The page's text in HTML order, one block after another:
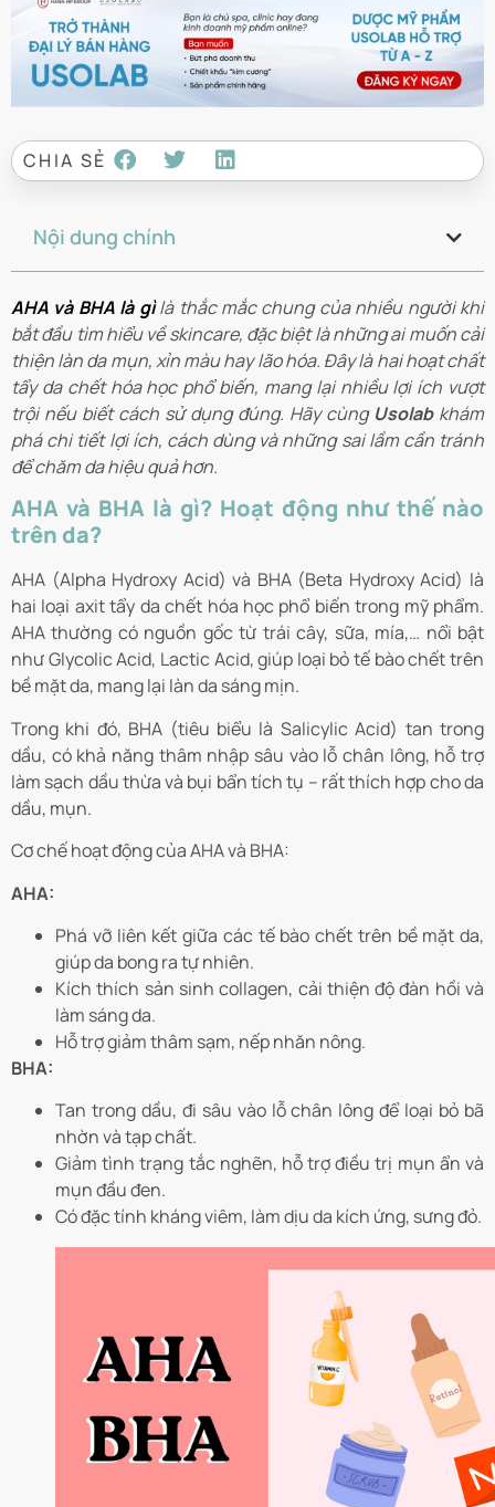
CHIA SẺ
Nội dung chính
AHA và BHA là gìlà thắc mắc chung của nhiều người khi
bắt đầu tìm hiểu về skincare, đặc biệt là những ai muốn cải
thiện làn da mụn, xỉn màu hay lão hóa. Đây là hai hoạt chất
tẩy da chết hóa học phổ biến, mang lại nhiều lợi ích vượt
trội nếu biết cách sử dụng đúng. Hãy cùng Usolab khám
phá chi tiết lợi ích, cách dùng và những sai lầm cần tránh
để chăm da hiệu quả hơn.
AHA và BHA là gì? Hoạt động như thế nào
trên da?
AHA (Alpha Hydroxy Acid) và BHA (Beta Hydroxy Acid) là
hai loại axit tẩy da chết hóa học phổ biến trong mỹ phẩm.
AHA thường có nguồn gốc từ trái cây, sữa, mía,… nổi bật
như Glycolic Acid, Lactic Acid, giúp loại bỏ tế bào chết trên
bề mặt da, mang lại làn da sáng mịn.
Trong khi đó, BHA (tiêu biểu là Salicylic Acid) tan trong
dầu, có khả năng thâm nhập sâu vào lỗ chân lông, hỗ trợ
làm sạch dầu thừa và bụi bẩn tích tụ – rất thích hợp cho da
dầu, mụn.
Cơ chế hoạt động của AHA và BHA:
AHA:
Phá vỡ liên kết giữa các tế bào chết trên bề mặt da,
giúp da bong ra tự nhiên.
Kích thích sản sinh collagen, cải thiện độ đàn hồi và
làm sáng da.
Hỗ trợ giảm thâm sạm, nếp nhăn nông.
BHA:
Tan trong dầu, đi sâu vào lỗ chân lông để loại bỏ bã
nhờn và tạp chất.
Giảm tình trạng tắc nghẽn, hỗ trợ điều trị mụn ẩn và
mụn đầu đen.
Có đặc tính kháng viêm, làm dịu da kích ứng, sưng đỏ.